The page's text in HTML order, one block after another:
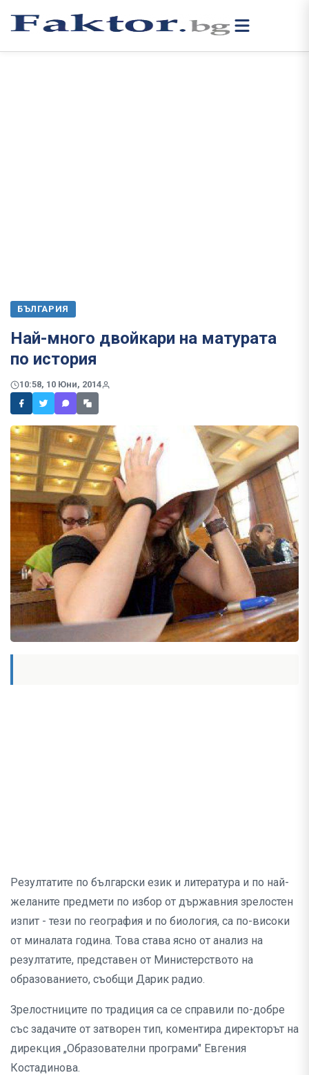
БЪЛГАРИЯ
​Най-много двойкари на матурата
по история
10:58, 10 Юни, 2014
Резултатите по български език и литература и по най-
желаните предмети по избор от държавния зрелостен
изпит - тези по география и по биология, са по-високи
от миналата година. Това става ясно от анализ на
резултатите, представен от Министерството на
образованието, съобщи Дарик радио.
Зрелостниците по традиция са се справили по-добре
със задачите от затворен тип, коментира директорът на
дирекция „Образователни програми" Евгения
Костадинова.